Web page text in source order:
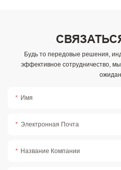
Будь то передовые решения,
эффективное сотрудничество,
Имя
Электронная Почта
Название Компании